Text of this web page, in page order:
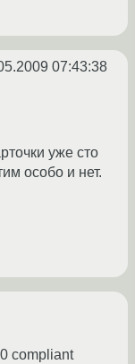
07:43:38
уже сто
особо и нет.
compliant